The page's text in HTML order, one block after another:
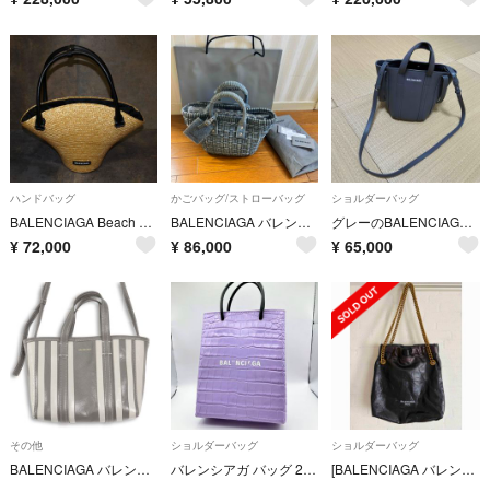
ハンドバッグ
BALENCIAGA Beach Bag◇バレンシアガ ビーチバッグ ◇2023年 トートバッグ 美品
¥ 72,000
かごバッグ/ストローバッグ
BALENCIAGA バレンシアガ ビストロ XS デニム 2wayかごバッグデニム
¥ 86,000
ショルダーバッグ
グレーのBALENCIAGA トート&ショルダーバッグ
¥ 65,000
その他
BALENCIAGA バレンシアガ BARBES バルベス スモール 2wayバッグ＊
ショルダーバッグ
バレンシアガ バッグ 2WAY 紫 クロコ型押し ショッピング フォンホルダー
ショルダーバッグ
[BALENCIAGA バレンシアガ]クラッシュバッグ S巾着 並行輸入品